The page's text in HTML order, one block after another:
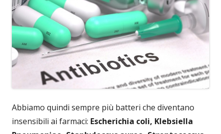
Abbiamo quindi sempre più batteri che diventano
insensibili ai farmaci: Escherichia coli, Klebsiella